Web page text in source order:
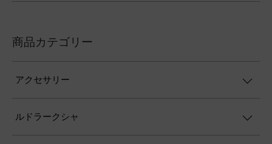
商品カテゴリー
アクセサリー
ルドラークシャ